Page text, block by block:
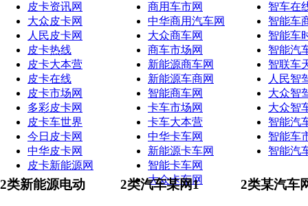
皮卡资讯网
大众皮卡网
人民皮卡网
皮卡热线
皮卡大本营
皮卡在线
皮卡市场网
多彩皮卡网
皮卡车世界
今日皮卡网
中华皮卡网
皮卡新能源网
商用车市网
中华商用汽车网
大众商车网
商车市场网
新能源商车网
新能源车商网
智能商车网
卡车市场网
卡车大本营
中华卡车网
新能源卡车网
智能卡车网
大众卡车网
智车在
智能车
智能车
智能汽
智联车
人民智
大众智
大众智
智能汽
智能车
智能汽
2类新能源电动 2类汽车某网1 2类某汽车